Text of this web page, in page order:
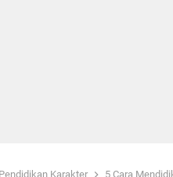
Apa Itu Guru? Menggali
Pendidikan Karakter 5 Cara